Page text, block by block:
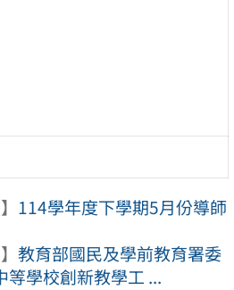
114學年度下學期5月份導師
教育部國民及學前教育署委
學校創新教學工 ...